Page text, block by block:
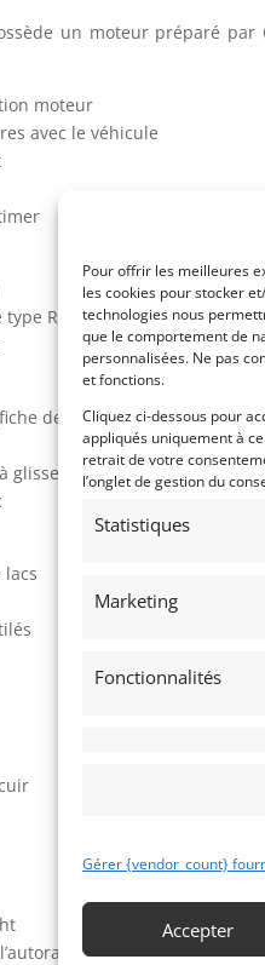
Pour offrir les meilleures
les cookies pour stocker
technologies nous
que le comportement de
personnalisées. Ne pas
et fonctions.
Cliquez ci-dessous pour
appliqués uniquement à
retrait de votre
l’onglet de gestion du
Statistiques
Marketing
Fonctionnalités
Gérer {vendor_count}
Accepter
un moteur préparé par
moteur
avec le véhicule
RS
de banc moteur à l’appui)
glissement limité Quaife